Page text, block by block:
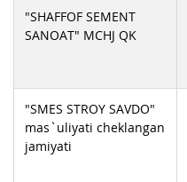
"SHAFFOF SEMENT
SANOAT" MCHJ QK
"SMES STROY SAVDO"
mas`uliyati cheklangan
jamiyati